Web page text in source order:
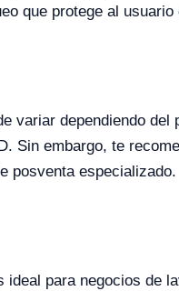
que protege al
variar dependiendo
Sin embargo, te
posventa especializado.
ideal para negocios de